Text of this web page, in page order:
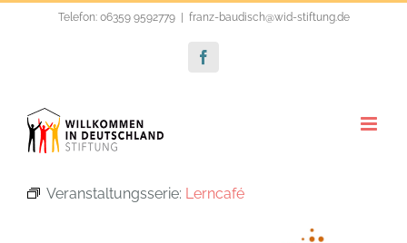
Telefon: 06359 9592779 franz-baudisch@wid-stiftung.de
Facebook
Veranstaltungsserie: Lerncafé